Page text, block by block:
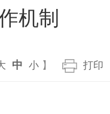
机制
中 小 】 打印